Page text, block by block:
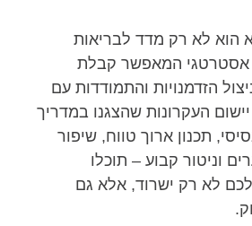
הוא לא רק מדד לבריאות
אסטרטגי המאפשר קבלת
הזדמנויות והתמודדות עם
העקרונות שהצגנו במדריך
תכנון ארוך טווח, שיפור
וניטור קבוע – תוכלו
לא רק ישרוד, אלא גם